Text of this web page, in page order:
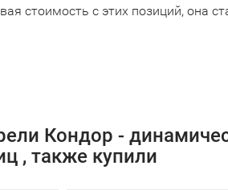
стоимость с этих позиций, она
Кондор -
, также купили